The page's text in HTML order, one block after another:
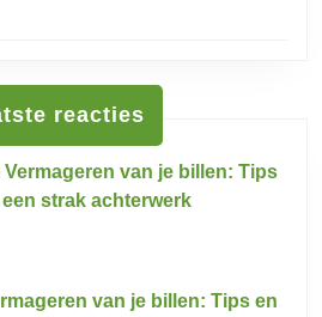
reacties
Vermageren van je billen: Tips
strak achterwerk
van je billen: Tips en